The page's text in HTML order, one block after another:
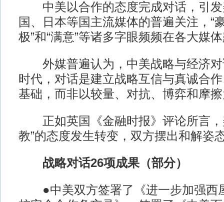
中美以合作的态度完成对话，引发
国、日本等国主流媒体的普遍关注，“
极”和“满意”等诸多字眼频频在各大媒
外媒普遍认为，中美战略与经济对
时代，对话是建立战略互信与真诚合
基础，而非以较量、对抗、博弈和摩
正如英国《金融时报》评论所言，
教”的态度发生转变，双方摆出和解姿
战略对话26项成果（部分）
●中美双方签署了《进一步加强西